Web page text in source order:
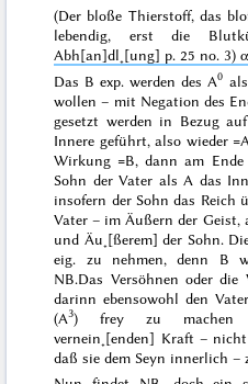
(Der bloße Thierstoff, das
lebendig, erst die
Abh[an]dl˖[ung] p. 25 no. 3)
Das B exp. werden des A0
wollen – mit Negation des
gesetzt werden in Bezugauf
Innere geführt, also wieder
Wirkung =B, dann am
Sohn der Vater als A das
insofern der Sohn das Reich
Vater – im Äußern der Geist,
und Äu˖[ßerem] der Sohn.
eig. zu nehmen, denn B
NB.Das Versöhnen oder die
darinn ebensowohl den
(A3) frey zu machen
vernein˖[enden] Kraft –
daß sie dem Seyn innerlich –